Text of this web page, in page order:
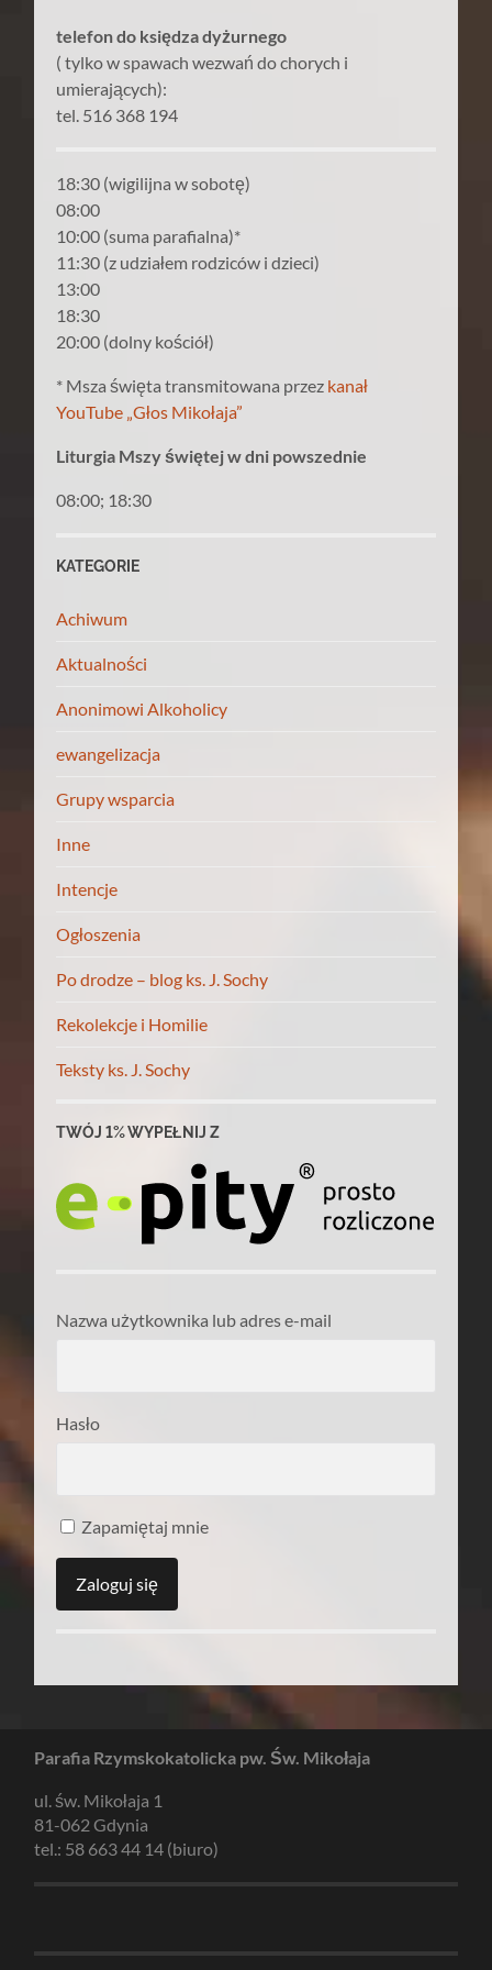
telefon do księdza dyżurnego
( tylko w spawach wezwań do chorych i
umierających):
tel. 516 368 194
18:30 (wigilijna w sobotę)
08:00
10:00 (suma parafialna)*
11:30 (z udziałem rodziców i dzieci)
13:00
18:30
20:00 (dolny kościół)
* Msza święta transmitowana przez kanał
YouTube „Głos Mikołaja”
Liturgia Mszy świętej w dni powszednie
08:00; 18:30
KATEGORIE
Achiwum
Aktualności
Anonimowi Alkoholicy
ewangelizacja
Grupy wsparcia
Inne
Intencje
Ogłoszenia
Po drodze – blog ks. J. Sochy
Rekolekcje i Homilie
Teksty ks. J. Sochy
TWÓJ 1% WYPEŁNIJ Z
Nazwa użytkownika lub adres e-mail
Hasło
Zapamiętaj mnie
Parafia Rzymskokatolicka pw. Św. Mikołaja
ul. św. Mikołaja 1
81-062 Gdynia
tel.: 58 663 44 14 (biuro)